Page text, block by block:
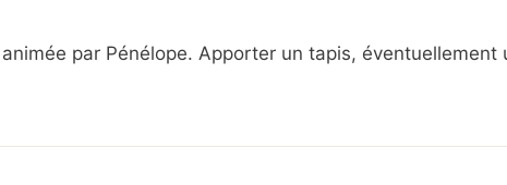
par Pénélope. Apporter un tapis, éventuellement